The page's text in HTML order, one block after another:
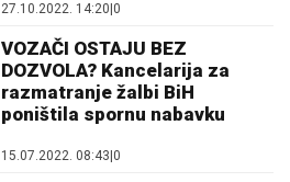
27.10.2022. 14:20 0
VOZAČI OSTAJU BEZ
DOZVOLA? Kancelarija za
razmatranje žalbi BiH
poništila spornu nabavku
15.07.2022. 08:43 0